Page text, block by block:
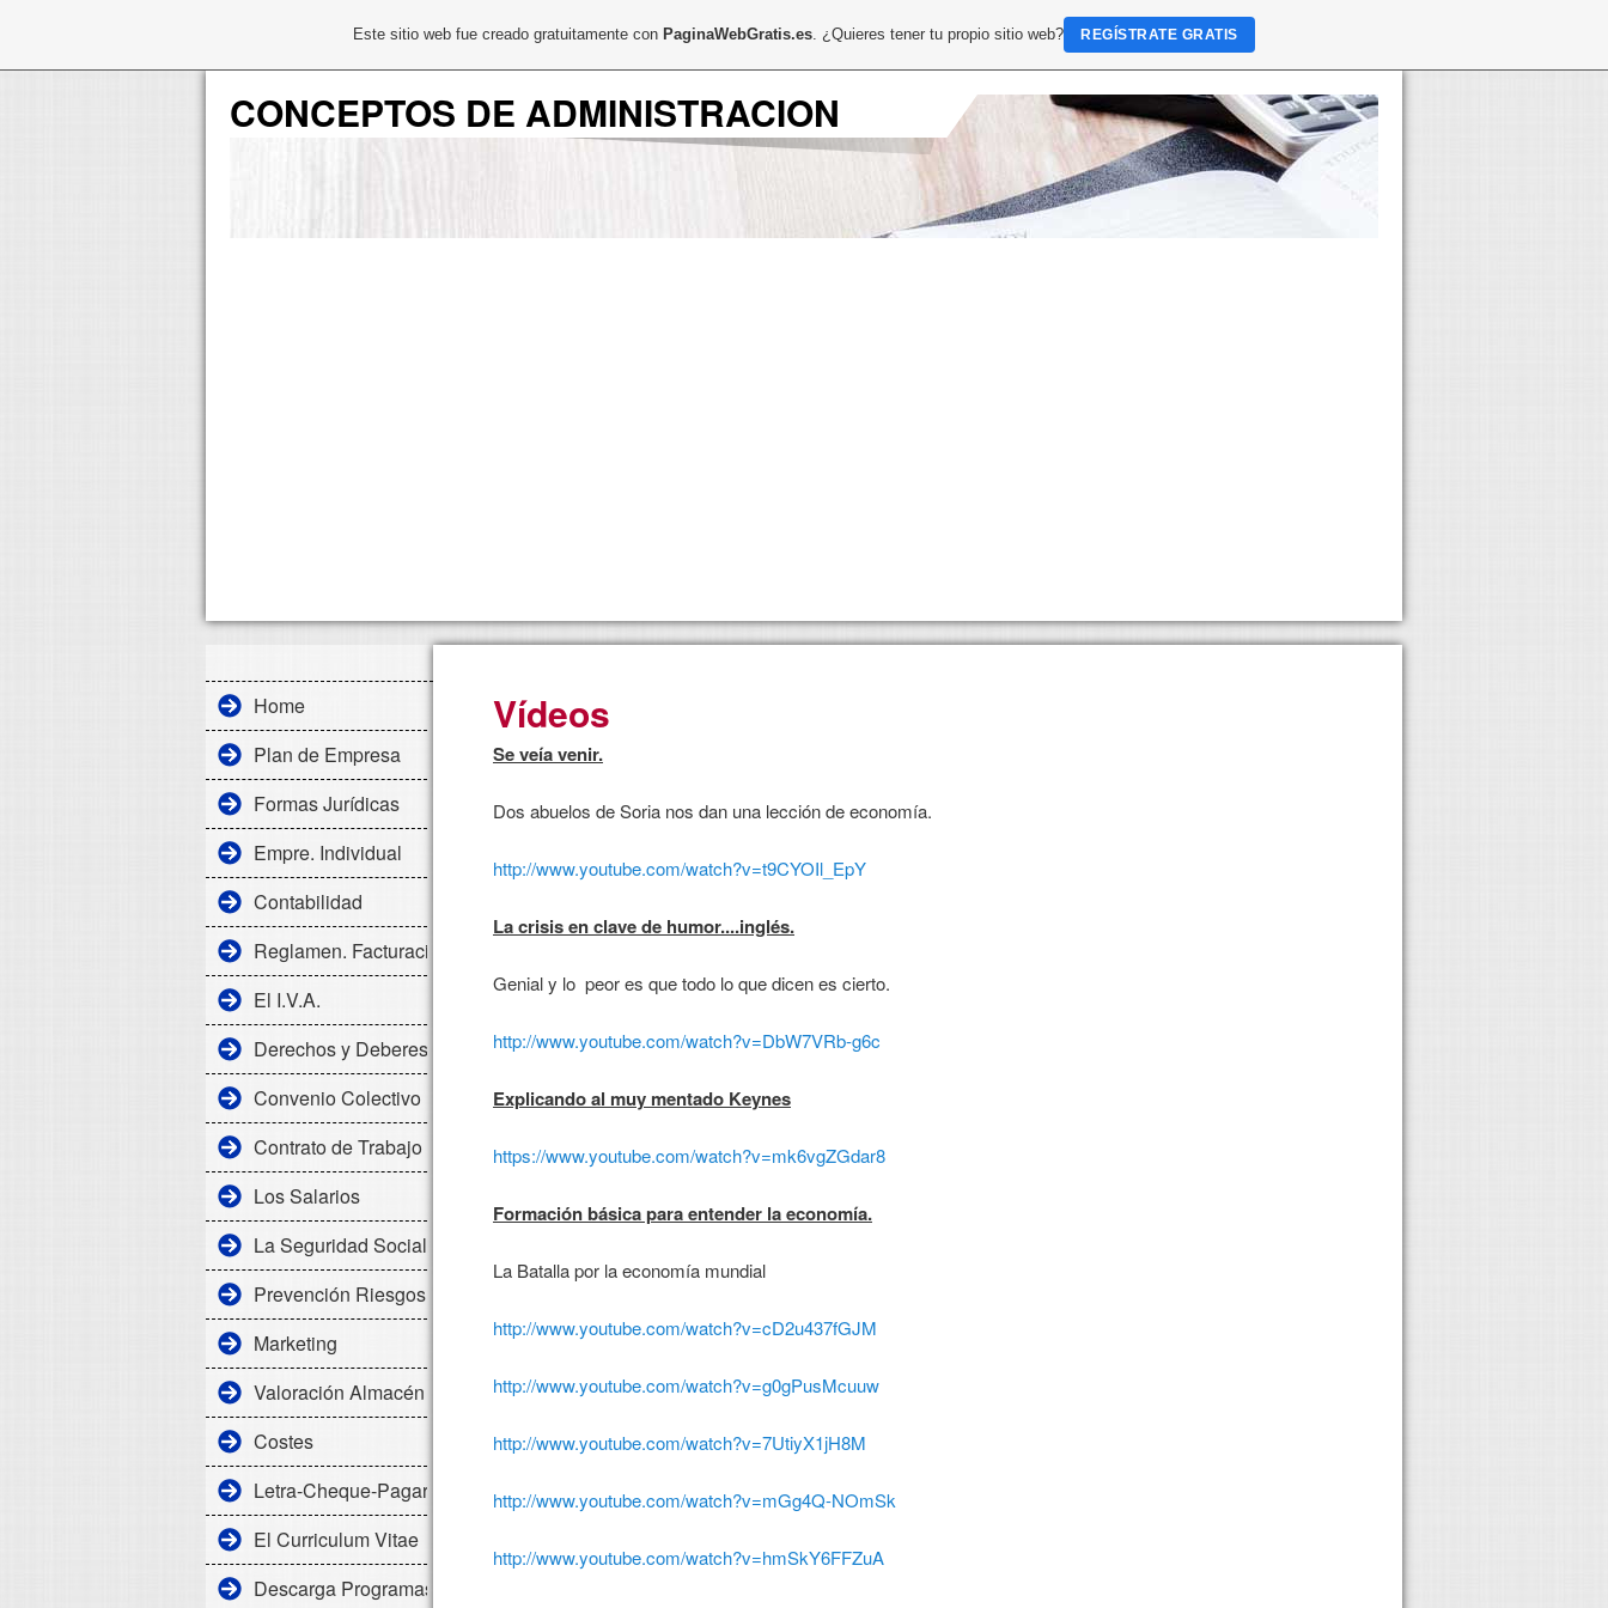
CONCEPTOS DE ADMINISTRACION
Home
Plan de Empresa
Formas Jurídicas
Empre. Individual
Contabilidad
Reglamen. Facturación
El I.V.A.
Derechos y Deberes Laborales
Convenio Colectivo
Contrato de Trabajo
Los Salarios
La Seguridad Social
Prevención Riesgos Laborales
Marketing
Valoración Almacén
Costes
Letra-Cheque-Pagaré
El Curriculum Vitae
Descarga Programas
Vídeos
Se veía venir.
Dos abuelos de Soria nos dan una lección de economía.
http://www.youtube.com/watch?v=t9CYOIl_EpY
La crisis en clave de humor....inglés.
Genial y lo peor es que todo lo que dicen es cierto.
http://www.youtube.com/watch?v=DbW7VRb-g6c
Explicando al muy mentado Keynes
https://www.youtube.com/watch?v=mk6vgZGdar8
Formación básica para entender la economía.
La Batalla por la economía mundial
http://www.youtube.com/watch?v=cD2u437fGJM
http://www.youtube.com/watch?v=g0gPusMcuuw
http://www.youtube.com/watch?v=7UtiyX1jH8M
http://www.youtube.com/watch?v=mGg4Q-NOmSk
http://www.youtube.com/watch?v=hmSkY6FFZuA
Este sitio web fue creado gratuitamente con PaginaWebGratis.es. ¿Quieres tener tu propio sitio web? REGÍSTRATE GRATIS